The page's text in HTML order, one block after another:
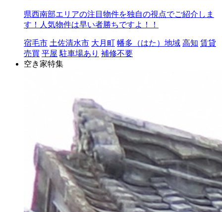
県西南部エリアの注目物件を独自の視点でご紹介しま
す！人気物件は早い者勝ちですよ！！
宿毛市 土佐清水市 大月町 幡多（はた）地域 高知 賃貸
売買 平屋 駐車場あり 補修不要
空き家特集